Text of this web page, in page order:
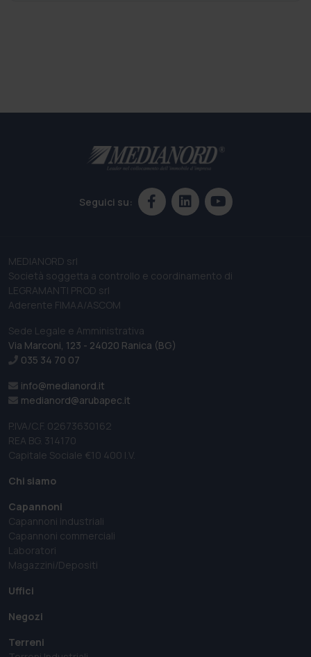
Seguici su:
MEDIANORD srl
Società soggetta a controllo e coordinamento di
LEGRAMANTI PROD srl
Aderente FIMAA/ASCOM
Sede Legale e Amministrativa
Via Marconi, 123 - 24020 Ranica (BG)
035 34 70 07
info@medianord.it
medianord@arubapec.it
P.IVA/C.F. 02673630162
REA BG. 314170
Capitale Sociale €10 400 I.V.
Chi siamo
Capannoni
Capannoni industriali
Capannoni commerciali
Laboratori
Magazzini/Depositi
Uffici
Negozi
Terreni